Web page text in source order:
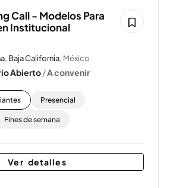
Call - Modelos Para
Institucional
, Baja California, México
Abierto/A convenir
Presencial
Fines de semana
Ver detalles